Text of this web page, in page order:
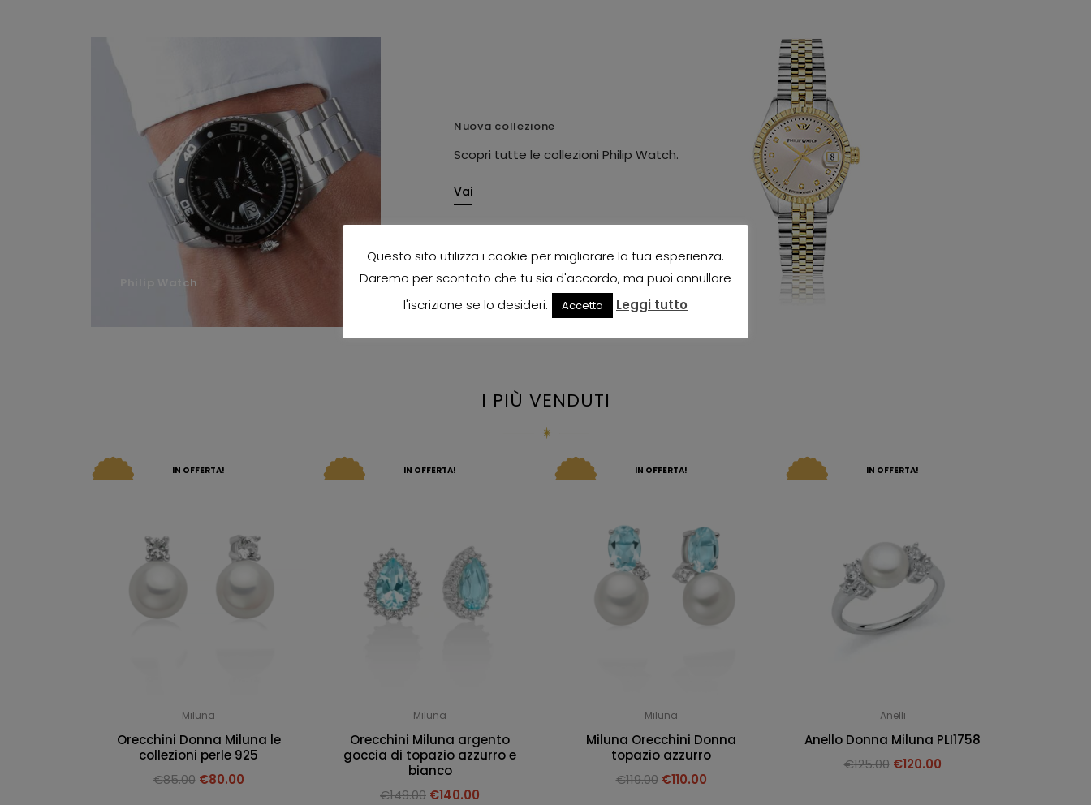
Philip Watch
Nuova collezione
Scopri tutte le collezioni Philip Watch.
Vai
I PIÙ VENDUTI
IN OFFERTA!
Miluna
Orecchini Donna Miluna le
collezioni perle 925
€85.00 €80.00
IN OFFERTA!
Miluna
Orecchini Miluna argento
goccia di topazio azzurro e
bianco
€149.00 €140.00
IN OFFERTA!
Miluna
Miluna Orecchini Donna
topazio azzurro
€119.00 €110.00
IN OFFERTA!
Anelli
Anello Donna Miluna PLI1758
€125.00 €120.00
Questo sito utilizza i cookie per migliorare la tua esperienza.
Daremo per scontato che tu sia d'accordo, ma puoi annullare
l'iscrizione se lo desideri.
Accetta Leggi tutto